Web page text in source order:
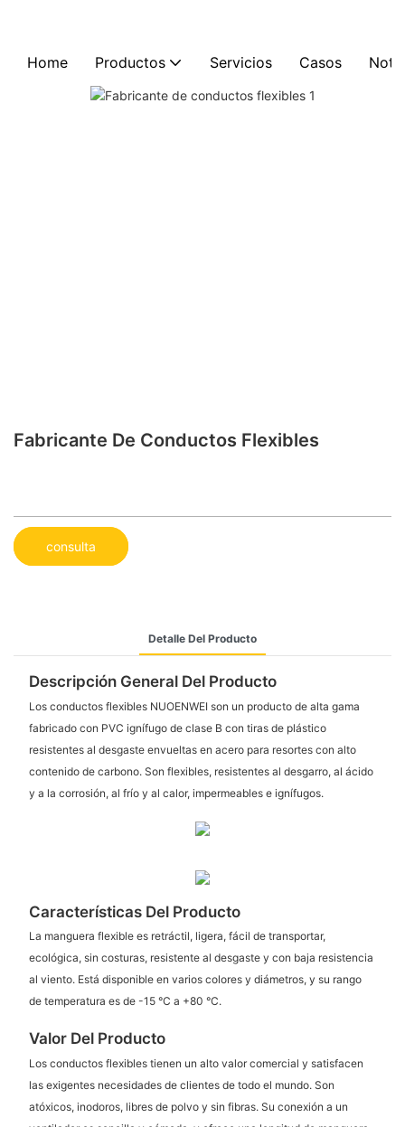
Home Productos Servicios Casos
Fabricante De Conductos Flexibles
consulta
Detalle Del Producto
Descripción General Del Producto
Los conductos flexibles NUOENWEI son un producto de alta gama
fabricado con PVC ignífugo de clase B con tiras de plástico
resistentes al desgaste envueltas en acero para resortes con alto
contenido de carbono. Son flexibles, resistentes al desgarro, al ácido
y a la corrosión, al frío y al calor, impermeables e ignífugos.
Características Del Producto
La manguera flexible es retráctil, ligera, fácil de transportar,
ecológica, sin costuras, resistente al desgaste y con baja resistencia
al viento. Está disponible en varios colores y diámetros, y su rango
de temperatura es de -15 °C a +80 °C.
Valor Del Producto
Los conductos flexibles tienen un alto valor comercial y satisfacen
las exigentes necesidades de clientes de todo el mundo. Son
atóxicos, inodoros, libres de polvo y sin fibras. Su conexión a un